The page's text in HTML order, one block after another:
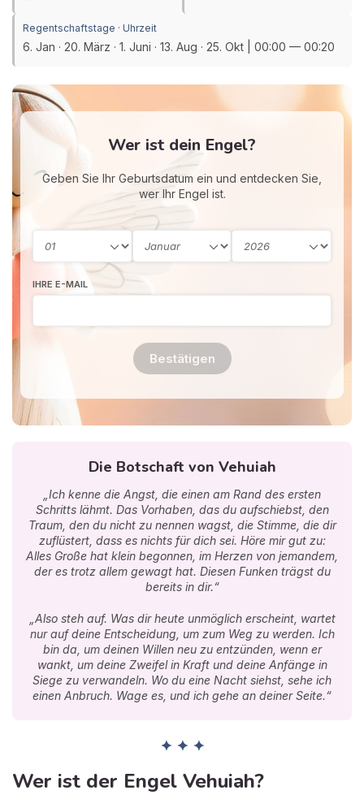
Regentschaftstage · Uhrzeit
6. Jan · 20. März · 1. Juni · 13. Aug · 25. Okt | 00:00 — 00:20
Wer ist dein Engel?
Geben Sie Ihr Geburtsdatum ein und entdecken Sie,
wer Ihr Engel ist.
IHRE E-MAIL
Bestätigen
Die Botschaft von Vehuiah
„Ich kenne die Angst, die einen am Rand des ersten
Schritts lähmt. Das Vorhaben, das du aufschiebst, den
Traum, den du nicht zu nennen wagst, die Stimme, die dir
zuflüstert, dass es nichts für dich sei. Höre mir gut zu:
Alles Große hat klein begonnen, im Herzen von jemandem,
der es trotz allem gewagt hat. Diesen Funken trägst du
bereits in dir.“
„Also steh auf. Was dir heute unmöglich erscheint, wartet
nur auf deine Entscheidung, um zum Weg zu werden. Ich
bin da, um deinen Willen neu zu entzünden, wenn er
wankt, um deine Zweifel in Kraft und deine Anfänge in
Siege zu verwandeln. Wo du eine Nacht siehst, sehe ich
einen Anbruch. Wage es, und ich gehe an deiner Seite.“
✦ ✦ ✦
Wer ist der Engel Vehuiah?